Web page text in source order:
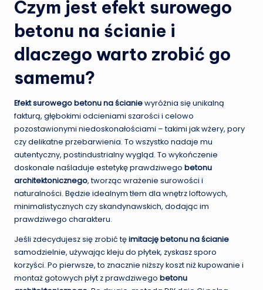
Czym jest efekt surowego
betonu na ścianie i
dlaczego warto zrobić go
samemu?
Efekt surowego betonu na ścianiewyróżnia się unikalną
fakturą, głębokimi odcieniami szarości i celowo
pozostawionymi niedoskonałościami – takimi jak wżery, pory
czy delikatne przebarwienia. To wszystko nadaje mu
autentyczny, postindustrialny wygląd. To wykończenie
doskonale naśladuje estetykę prawdziwego betonu
architektonicznego, tworząc wrażenie surowości i
naturalności. Będzie idealnym tłem dla wnętrz loftowych,
minimalistycznych czy skandynawskich, dodając im
prawdziwego charakteru.
Jeśli zdecydujesz się zrobić tęimitację betonu na ścianie
samodzielnie, używając kleju do płytek, zyskasz sporo
korzyści. Po pierwsze, to znacznie niższy koszt niż kupowanie i
montaż gotowych płyt z prawdziwego betonu